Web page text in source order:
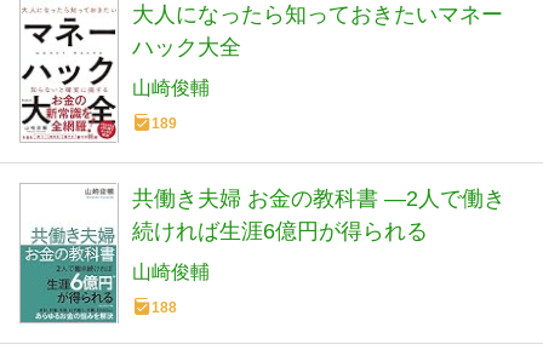
大人になったら知っておきたいマネー
ハック大全
山崎俊輔
189
共働き夫婦 お金の教科書 ―2人で働き
続ければ生涯6億円が得られる
山崎俊輔
188